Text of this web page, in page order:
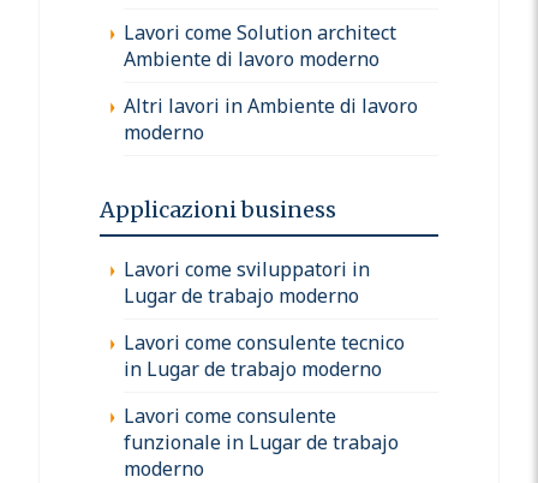
Lavori come Solution architect
Ambiente di lavoro moderno
Altri lavori in Ambiente di lavoro
moderno
Applicazioni business
Lavori come sviluppatori in
Lugar de trabajo moderno
Lavori come consulente tecnico
in Lugar de trabajo moderno
Lavori come consulente
funzionale in Lugar de trabajo
moderno